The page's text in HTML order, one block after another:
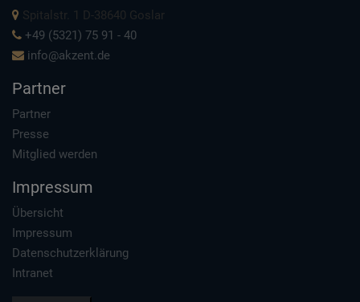
Spitalstr. 1 D-38640 Goslar
+49 (5321) 75 91 - 40
info@akzent.de
Partner
Partner
Presse
Mitglied werden
Impressum
Übersicht
Impressum
Datenschutzerklärung
Intranet